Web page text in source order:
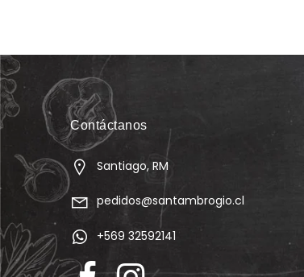
Contáctanos
Santiago, RM
pedidos@santambrogio.cl
+569 32592141